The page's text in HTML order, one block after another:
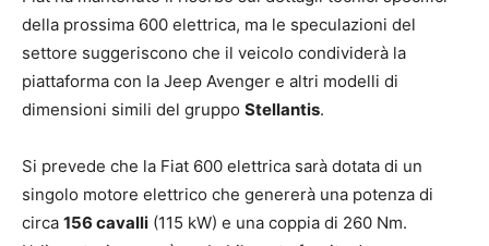
della prossima 600 elettrica, ma le speculazioni del
settore suggeriscono che il veicolo condividerà la
piattaforma con la Jeep Avenger e altri modelli di
dimensioni simili del gruppo Stellantis.
Si prevede che la Fiat 600 elettrica sarà dotata di un
singolo motore elettrico che genererà una potenza di
circa 156 cavalli (115 kW) e una coppia di 260 Nm.